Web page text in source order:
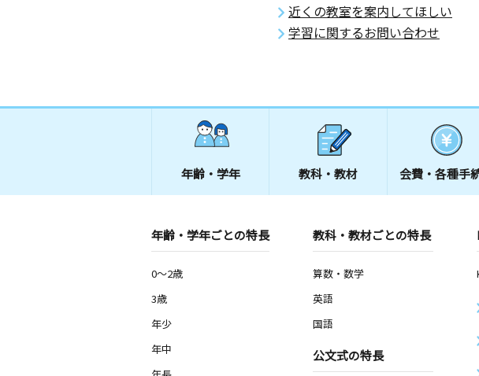
近くの教室を案内してほしい
学習に関するお問い合わせ
年齢・学年 教科・教材 会費・ 各種手
年齢・学年ごとの特長
0～2歳
3歳
年少
年中
教科・教材ごとの特長
算数・数学
英語
国語
公文式の特長